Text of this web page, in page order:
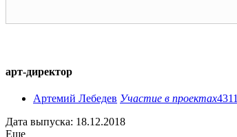
арт-директор
Артемий Лебедев Участие в проектах4311
Дата выпуска: 18.12.2018
Еще